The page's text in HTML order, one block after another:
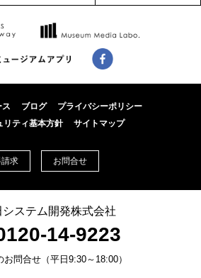
ス ブログ
プライバシーポリシー
リティ基本方針
サイトマップ
求 お問合せ
システム開発株式会社
14-9223
お問合せ（平日9:30～18:00）